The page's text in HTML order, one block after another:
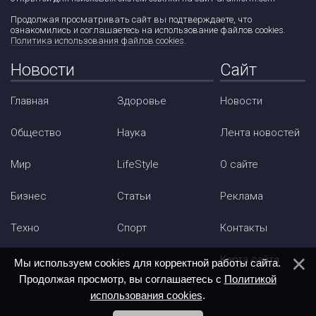
Продолжая просматривать сайт вы подтверждаете, что
ознакомились и соглашаетесь на использование файлов cookies.
Политика использования файлов cookies.
Новости
Главная
Общество
Мир
Бизнес
Техно
Здоровье
Наука
LifeStyle
Статьи
Спорт
Сайт
Новости
Лента новостей
О сайте
Реклама
Контакты
Карта сайта
Мы используем cookies для корректной работы сайта.
Продолжая просмотр, вы соглашаетесь с Политикой
использования cookies.